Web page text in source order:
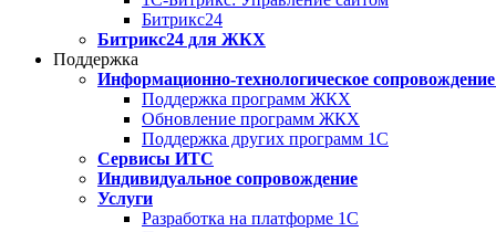
Битрикс24
Битрикс24 для ЖКХ
Поддержка
Информационно-технологическое
Поддержка программ ЖКХ
Обновление программ ЖКХ
Поддержка других программ 1С
Сервисы ИТС
Индивидуальное сопровождение
Услуги
Разработка на платформе 1С